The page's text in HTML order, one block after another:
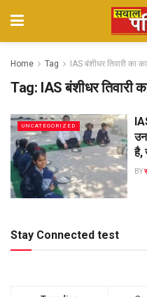
Home Tag IAS बंशीधर तिवारी का
Tag: IAS बंशीधर तिवारी
UNCATEGORIZED
है,
BY
Stay Connected test